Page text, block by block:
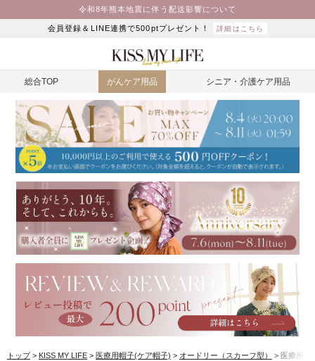
令和8年熊本地震に伴う配送影響について
会員登録＆LINE連携で500ptプレゼント！ 詳細はこちら
総合TOP がんケア用品 シニア・介護ケア用品
トップ KISS MY LIFE 医療用帽子(ケア帽子) オードリー（スカーフ型） 医療用帽